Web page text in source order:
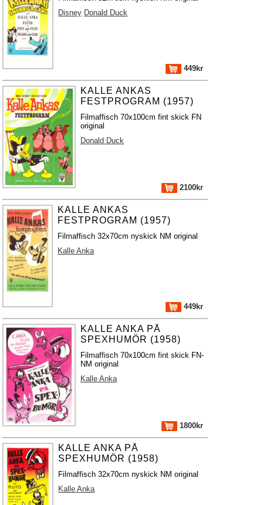
Disney Donald Duck
449kr
KALLE ANKAS
FESTPROGRAM (1957)
Filmaffisch 70x100cm fint skick FN
original
Donald Duck
2100kr
KALLE ANKAS
FESTPROGRAM (1957)
Filmaffisch 32x70cm nyskick NM original
Kalle Anka
449kr
KALLE ANKA PÅ
SPEXHUMÖR (1958)
Filmaffisch 70x100cm fint skick FN-
NM original
Kalle Anka
1800kr
KALLE ANKA PÅ
SPEXHUMÖR (1958)
Filmaffisch 32x70cm nyskick NM original
Kalle Anka